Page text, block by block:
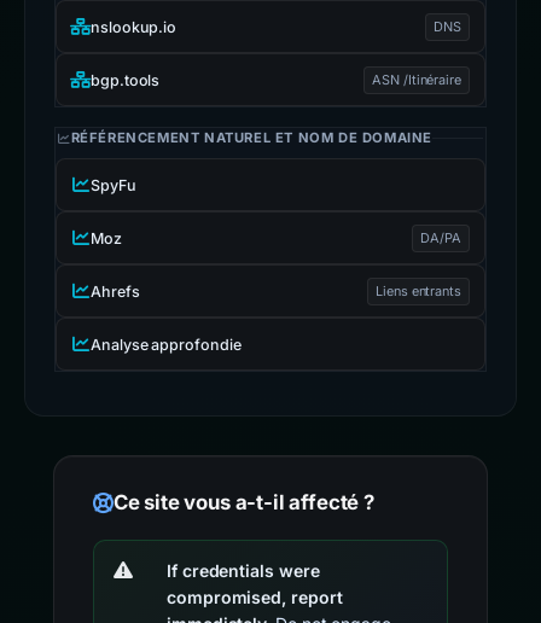
nslookup.io DNS
bgp.tools ASN /Itinéraire
RÉFÉRENCEMENT NATUREL ET NOM DE DOMAINE
SpyFu
Moz DA/PA
Ahrefs Liens entrants
Analyse approfondie
Ce site vous a-t-il affecté ?
If credentials were
compromised, report